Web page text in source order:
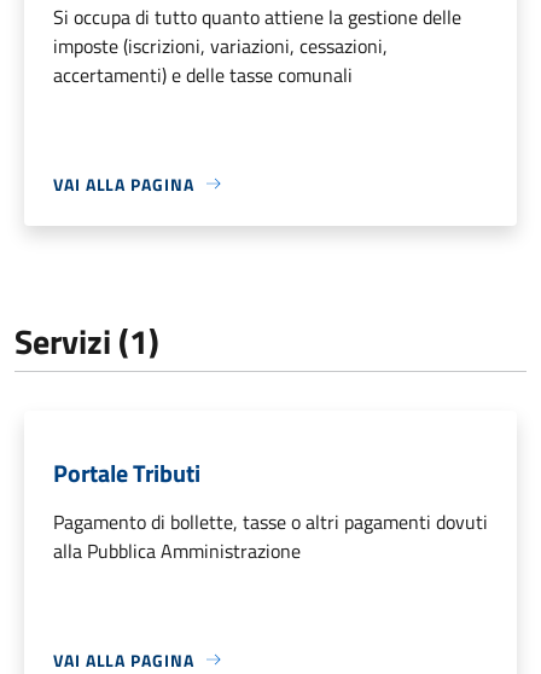
Si occupa di tutto quanto attiene la gestione delle
imposte (iscrizioni, variazioni, cessazioni,
accertamenti) e delle tasse comunali
VAI ALLA PAGINA
Servizi (1)
Portale Tributi
Pagamento di bollette, tasse o altri pagamenti dovuti
alla Pubblica Amministrazione
VAI ALLA PAGINA